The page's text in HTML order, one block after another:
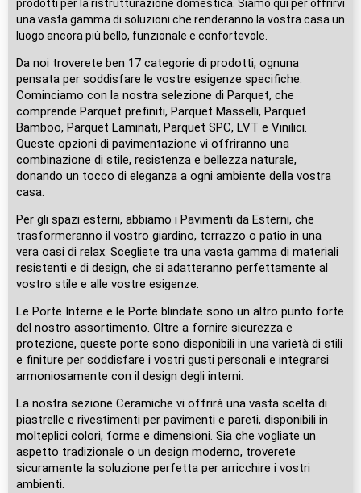
prodotti per la ristrutturazione domestica. Siamo qui per offrirvi
una vasta gamma di soluzioni che renderanno la vostra casa un
luogo ancora più bello, funzionale e confortevole.
Da noi troverete ben 17 categorie di prodotti, ognuna
pensata per soddisfare le vostre esigenze specifiche.
Cominciamo con la nostra selezione di Parquet, che
comprende Parquet prefiniti, Parquet Masselli, Parquet
Bamboo, Parquet Laminati, Parquet SPC, LVT e Vinilici.
Queste opzioni di pavimentazione vi offriranno una
combinazione di stile, resistenza e bellezza naturale,
donando un tocco di eleganza a ogni ambiente della vostra
casa.
Per gli spazi esterni, abbiamo i Pavimenti da Esterni, che
trasformeranno il vostro giardino, terrazzo o patio in una
vera oasi di relax. Scegliete tra una vasta gamma di materiali
resistenti e di design, che si adatteranno perfettamente al
vostro stile e alle vostre esigenze.
Le Porte Interne e le Porte blindate sono un altro punto forte
del nostro assortimento. Oltre a fornire sicurezza e
protezione, queste porte sono disponibili in una varietà di stili
e finiture per soddisfare i vostri gusti personali e integrarsi
armoniosamente con il design degli interni.
La nostra sezione Ceramiche vi offrirà una vasta scelta di
piastrelle e rivestimenti per pavimenti e pareti, disponibili in
molteplici colori, forme e dimensioni. Sia che vogliate un
aspetto tradizionale o un design moderno, troverete
sicuramente la soluzione perfetta per arricchire i vostri
ambienti.